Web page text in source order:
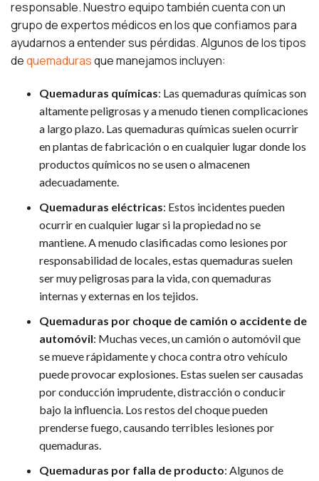
responsable. Nuestro equipo también cuenta con un
grupo de expertos médicos en los que confiamos para
ayudarnos a entender sus pérdidas. Algunos de los tipos
dequemadurasque manejamos incluyen:
Quemaduras químicas: Las quemaduras químicas son
altamente peligrosas y a menudo tienen complicaciones
a largo plazo. Las quemaduras químicas suelen ocurrir
en plantas de fabricación o en cualquier lugar donde los
productos químicos no se usen o almacenen
adecuadamente.
Quemaduras eléctricas: Estos incidentes pueden
ocurrir en cualquier lugar si la propiedad no se
mantiene. A menudo clasificadas como lesiones por
responsabilidad de locales, estas quemaduras suelen
ser muy peligrosas para la vida, con quemaduras
internas y externas en los tejidos.
Quemaduras por choque de camión o accidente de
automóvil: Muchas veces, un camión o automóvil que
se mueve rápidamente y choca contra otro vehículo
puede provocar explosiones. Estas suelen ser causadas
por conducción imprudente, distracción o conducir
bajo la influencia. Los restos del choque pueden
prenderse fuego, causando terribles lesiones por
quemaduras.
Quemaduras por falla de producto: Algunos de